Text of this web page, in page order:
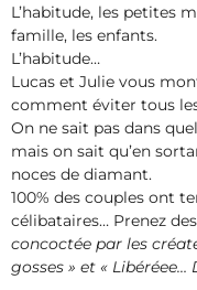
L’habitude, les petites
famille, les enfants.
L’habitude…
Lucas et Julie vous
comment éviter tous
On ne sait pas dans
mais on sait qu’en
noces de diamant.
100% des couples ont
célibataires… Prenez
concoctée par les
gosses » et « Libéréee…